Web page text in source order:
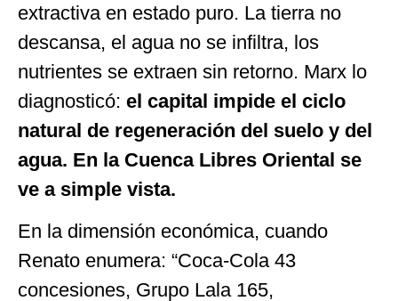
extractiva en estado puro. La tierra no
descansa, el agua no se infiltra, los
nutrientes se extraen sin retorno. Marx lo
diagnosticó: el capital impide el ciclo
natural de regeneración del suelo y del
agua. En la Cuenca Libres Oriental se
ve a simple vista.
En la dimensión económica, cuando
Renato enumera: “Coca-Cola 43
concesiones, Grupo Lala 165,